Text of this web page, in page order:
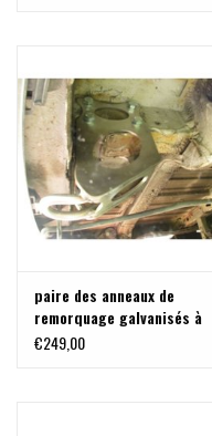
paire des anneaux de
remorquage galvanisés à
l'arrière pour
€249,00